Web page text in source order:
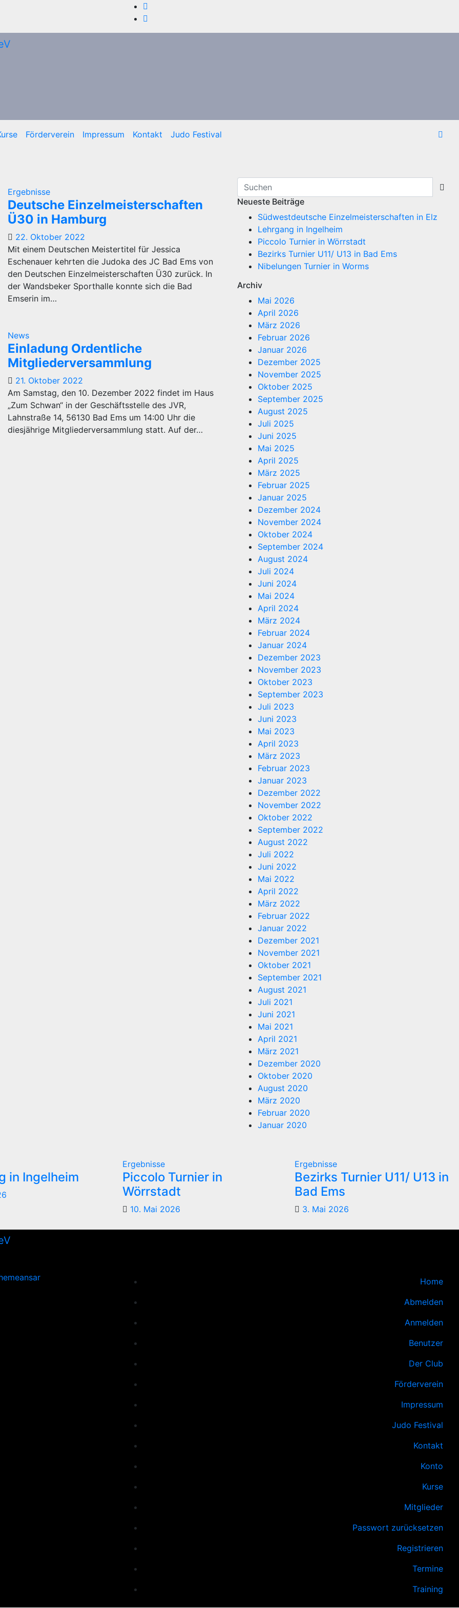
Förderverein Impressum Kontakt Judo Festival
Ergebnisse
Deutsche Einzelmeisterschaften
Ü30 in Hamburg
22. Oktober 2022
Mit einem Deutschen Meistertitel für Jessica
Eschenauer kehrten die Judoka des JC Bad Ems von
den Deutschen Einzelmeisterschaften Ü30 zurück. In
der Wandsbeker Sporthalle konnte sich die Bad
Emserin im…
News
Einladung Ordentliche
Mitgliederversammlung
21. Oktober 2022
Am Samstag, den 10. Dezember 2022 findet im Haus
„Zum Schwan“ in der Geschäftsstelle des JVR,
Lahnstraße 14, 56130 Bad Ems um 14:00 Uhr die
diesjährige Mitgliederversammlung statt. Auf der…
Neueste Beiträge
Südwestdeutsche Einzelmeisterschaften in Elz
Lehrgang in Ingelheim
Piccolo Turnier in Wörrstadt
Bezirks Turnier U11/ U13 in Bad Ems
Nibelungen Turnier in Worms
Archiv
Mai 2026
April 2026
März 2026
Februar 2026
Januar 2026
Dezember 2025
November 2025
Oktober 2025
September 2025
August 2025
Juli 2025
Juni 2025
Mai 2025
April 2025
März 2025
Februar 2025
Januar 2025
Dezember 2024
November 2024
Oktober 2024
September 2024
August 2024
Juli 2024
Juni 2024
Mai 2024
April 2024
März 2024
Februar 2024
Januar 2024
Dezember 2023
November 2023
Oktober 2023
September 2023
Juli 2023
Juni 2023
Mai 2023
April 2023
März 2023
Februar 2023
Januar 2023
Dezember 2022
November 2022
Oktober 2022
September 2022
August 2022
Juli 2022
Juni 2022
Mai 2022
April 2022
März 2022
Februar 2022
Januar 2022
Dezember 2021
November 2021
Oktober 2021
September 2021
August 2021
Juli 2021
Juni 2021
Mai 2021
April 2021
März 2021
Dezember 2020
Oktober 2020
August 2020
März 2020
Februar 2020
Januar 2020
in Ingelheim
Ergebnisse
Piccolo Turnier in
Wörrstadt
10. Mai 2026
Ergebnisse
Bezirks Turnier U11/ U13 in
Bad Ems
3. Mai 2026
Home
Abmelden
Anmelden
Benutzer
Der Club
Förderverein
Impressum
Judo Festival
Kontakt
Konto
Kurse
Mitglieder
Passwort zurücksetzen
Registrieren
Termine
Training